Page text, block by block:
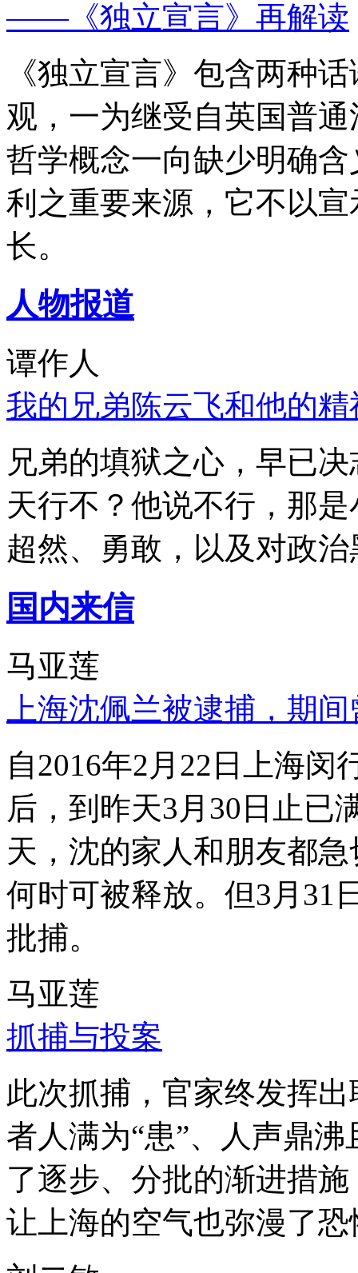
——《独立宣言》再解读
《独立宣言》包含两种
观，一为继受自英国普
哲学概念一向缺少明确
利之重要来源，它不以
长。
人物报道
谭作人
我的兄弟陈云飞和他的
兄弟的填狱之心，早已
天行不？他说不行，那
超然、勇敢，以及对政
国内来信
马亚莲
上海沈佩兰被逮捕，期
自2016年2月22日上海
后，到昨天3月30日止已
天，沈的家人和朋友都
何时可被释放。但3月31
批捕。
马亚莲
抓捕与投案
此次抓捕，官家终发挥
者人满为“患”、人声鼎
了逐步、分批的渐进措
让上海的空气也弥漫了